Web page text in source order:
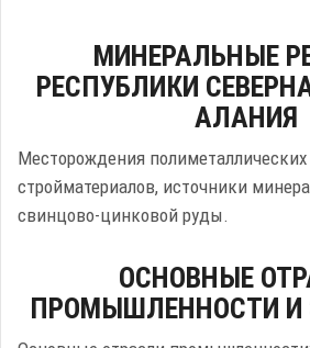
МИНЕРАЛЬНЫЕ
РЕСПУБЛИКИ
АЛАНИЯ
Месторождения полиметаллических
стройматериалов, источники
свинцово-цинковой руды.
ОСНОВНЫЕ
ПРОМЫШЛЕННОСТИ И